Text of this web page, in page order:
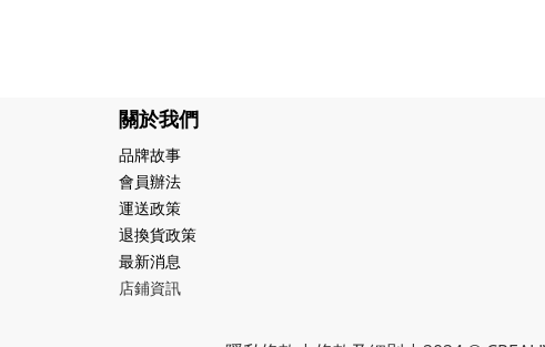
關於我們
品牌故事
會員辦法
運送政策
退換貨政策
最新消息
店鋪資訊